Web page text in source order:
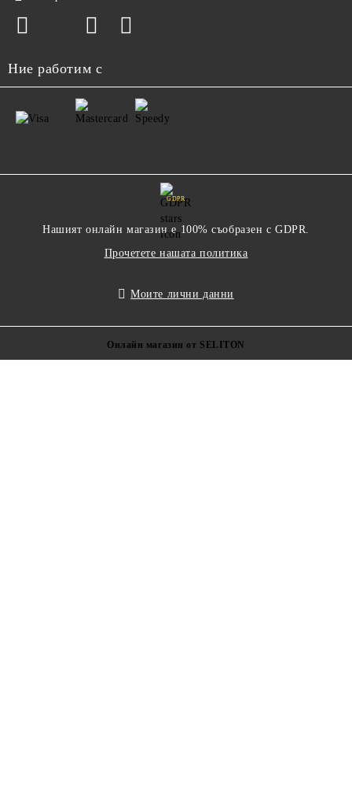
Ние работим с
GDPR
Нашият онлайн магазин е 100% съобразен с GDPR.
Прочетете нашата политика
Моите лични данни
Онлайн магазин от SELITON